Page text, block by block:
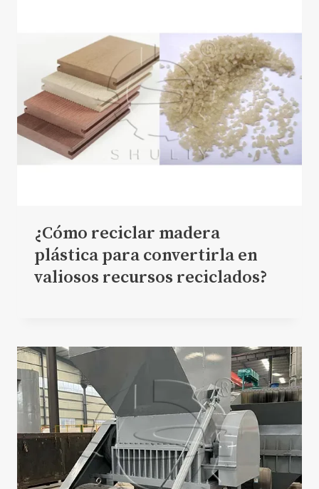
¿Cómo reciclar madera
plástica para convertirla en
valiosos recursos reciclados?